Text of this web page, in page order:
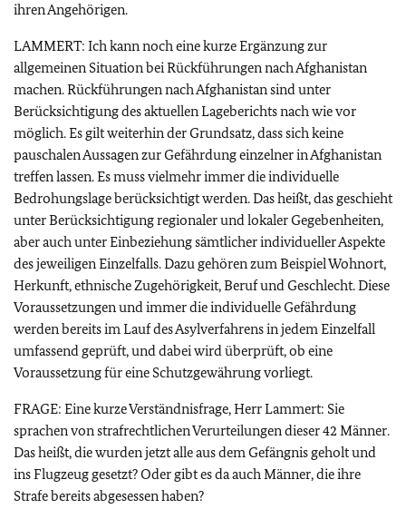
ihren Angehörigen.
LAMMERT: Ich kann noch eine kurze Ergänzung zur
allgemeinen Situation bei Rückführungen nach Afghanistan
machen. Rückführungen nach Afghanistan sind unter
Berücksichtigung des aktuellen Lageberichts nach wie vor
möglich. Es gilt weiterhin der Grundsatz, dass sich keine
pauschalen Aussagen zur Gefährdung einzelner in Afghanistan
treffen lassen. Es muss vielmehr immer die individuelle
Bedrohungslage berücksichtigt werden. Das heißt, das geschieht
unter Berücksichtigung regionaler und lokaler Gegebenheiten,
aber auch unter Einbeziehung sämtlicher individueller Aspekte
des jeweiligen Einzelfalls. Dazu gehören zum Beispiel Wohnort,
Herkunft, ethnische Zugehörigkeit, Beruf und Geschlecht. Diese
Voraussetzungen und immer die individuelle Gefährdung
werden bereits im Lauf des Asylverfahrens in jedem Einzelfall
umfassend geprüft, und dabei wird überprüft, ob eine
Voraussetzung für eine Schutzgewährung vorliegt.
FRAGE: Eine kurze Verständnisfrage, Herr Lammert: Sie
sprachen von strafrechtlichen Verurteilungen dieser 42 Männer.
Das heißt, die wurden jetzt alle aus dem Gefängnis geholt und
ins Flugzeug gesetzt? Oder gibt es da auch Männer, die ihre
Strafe bereits abgesessen haben?